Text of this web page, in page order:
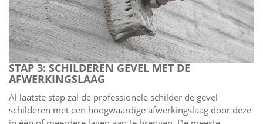
STAP 3: SCHILDEREN GEVEL MET DE
AFWERKINGSLAAG
Al laatste stap zal de professionele schilder de gevel
schilderen met een hoogwaardige afwerkingslaag door deze